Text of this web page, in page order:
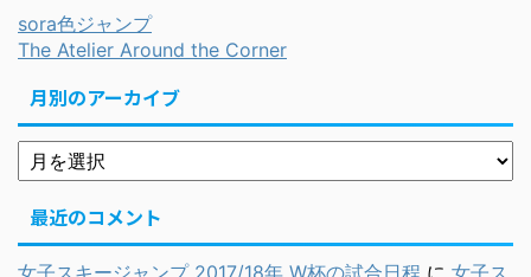
sora色ジャンプ
The Atelier Around the Corner
月別のアーカイブ
最近のコメント